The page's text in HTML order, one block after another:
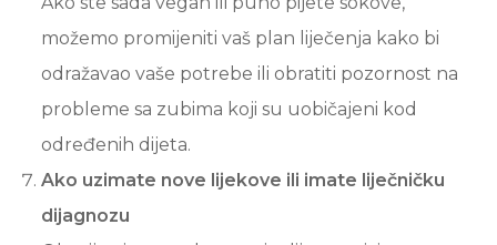
možemo promijeniti vaš plan liječenja kako bi
odražavao vaše potrebe ili obratiti pozornost na
probleme sa zubima koji su uobičajeni kod
određenih dijeta.
Ako uzimate nove lijekove ili imate liječničku
dijagnozu